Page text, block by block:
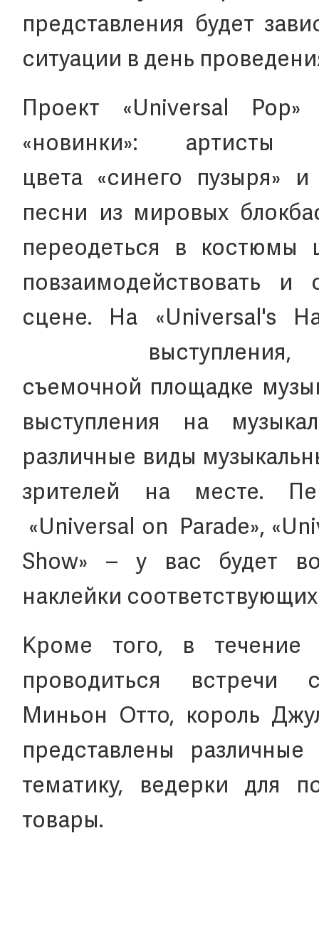
представления будет
ситуации в день
Проект «Universal
«новинки»:
цвета «синего пузыря»
песни из мировых
переодеться в костюмы
повзаимодействовать
сцене. На «Universal's
съемочной площадке
выступления на
различные виды
зрителей на месте.
«Universal on Parade»,
Show» – у вас будет
наклейки
Кроме того, в течение
проводиться
Миньон Отто, король
представлены
тематику, ведерки для
товары.